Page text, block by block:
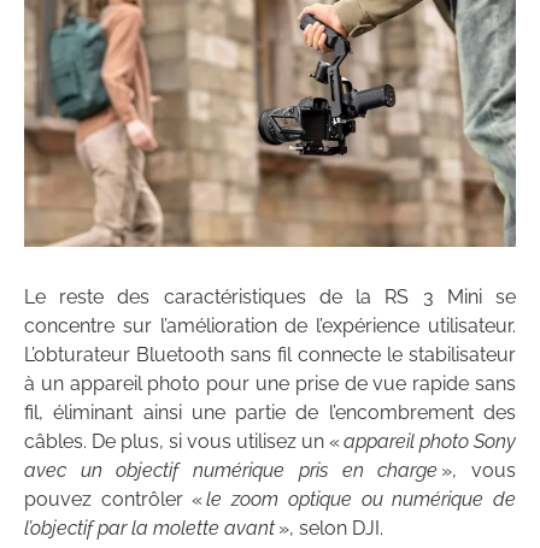
Le reste des caractéristiques de la RS 3 Mini se
concentre sur l’amélioration de l’expérience utilisateur.
L’obturateur Bluetooth sans fil connecte le stabilisateur
à un appareil photo pour une prise de vue rapide sans
fil, éliminant ainsi une partie de l’encombrement des
câbles. De plus, si vous utilisez un «appareil photo Sony
avec un objectif numérique pris en charge », vous
pouvez contrôler «le zoom optique ou numérique de
l’objectif par la molette avant », selon DJI.